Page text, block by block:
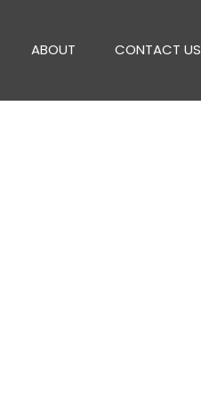
ABOUT CONTACT US